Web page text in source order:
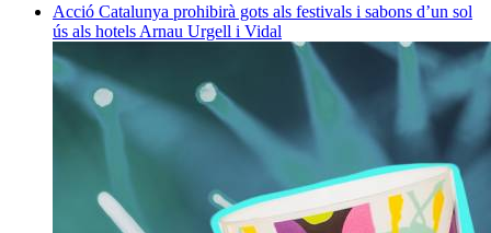
Acció Catalunya prohibirà gots als festivals i sabons d’un sol
ús als hotels Arnau Urgell i Vidal